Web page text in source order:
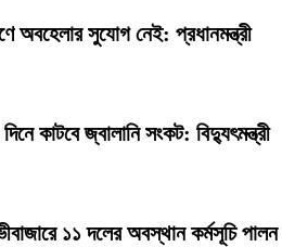
অবহেলার সুযোগ নেই: প্রধানমন্ত্রী
কাটবে জ্বালানি সংকট: বিদ্যুৎমন্ত্রী
১১ দলের অবস্থান কর্মসূচি পালন